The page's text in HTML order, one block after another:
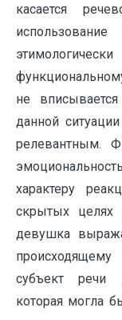
касается
не
данной
релевантным.
характеру
скрытых
девушка
субъект речи
которая могла